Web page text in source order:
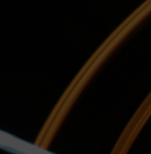
Партнерская программа